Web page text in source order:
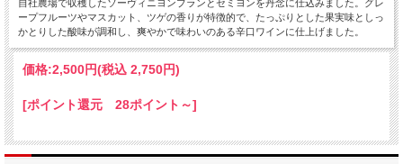
自社農場で収穫したソーヴィニヨンブランとセミヨンを丹念に仕込みました。グレ
ープフルーツやマスカット、ツゲの香りが特徴的で、たっぷりとした果実味としっ
かとりした酸味が調和し、爽やかで味わいのある辛口ワインに仕上げました。
価格:2,500円(税込 2,750円)
[ポイント還元 28ポイント～]